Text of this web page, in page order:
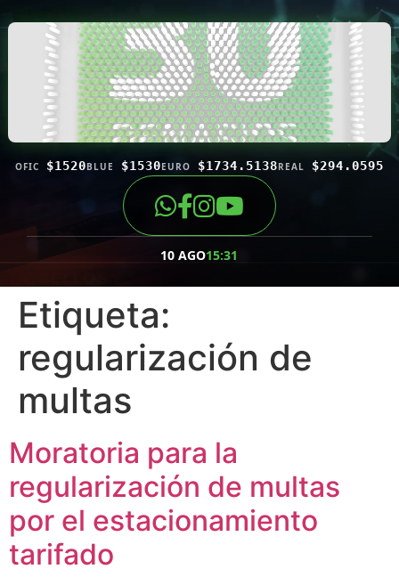
OFIC $1520BLUE $1530EURO $1734.5138REAL $294.0595
10 AGO15:31
Etiqueta:
regularización de
multas
Moratoria para la
regularización de multas
por el estacionamiento
tarifado